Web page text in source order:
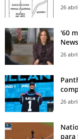
26
'60
26
26
para